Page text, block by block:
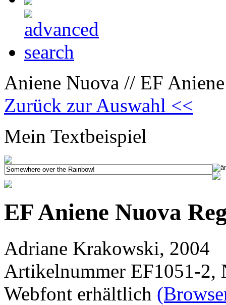
Aniene Nuova // EF
Zurück zur Auswahl <<
Mein Textbeispiel
EF Aniene Nuova
Adriane Krakowski, 2004
Artikelnummer EF1051-2,
Webfont erhältlich